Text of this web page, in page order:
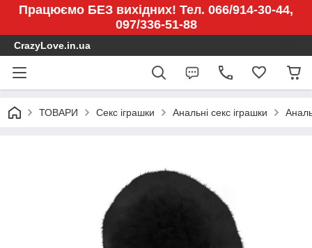
Працюємо БЕЗ вихідних! Тел. 066/914-30-44,
097/336-51-88
CrazyLove.in.ua
ТОВАРИ Секс іграшки Анальні секс іграшки